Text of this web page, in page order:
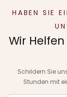
HABEN SIE
Wir
Schildern Sie
Stunden mit